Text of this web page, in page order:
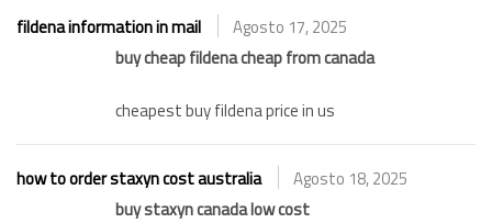
fildena information in mail
Agosto 17, 2025
buy cheap fildena cheap from canada
cheapest buy fildena price in us
how to order staxyn cost australia
Agosto 18, 2025
buy staxyn canada low cost